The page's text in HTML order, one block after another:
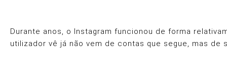
Durante anos, o Instagram funcionou de forma
utilizador vê já não vem de contas que segue, mas de